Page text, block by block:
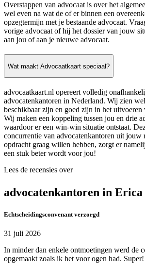
Overstappen van advocaat is over het
wel even na wat de of er binnen een
opzegtermijn met je bestaande advocaat.
vorige advocaat of hij het dossier van jouw
aan jou of aan je nieuwe advocaat.
Wat maakt Advocaatkaart speciaal?
advocaatkaart.nl opereert volledig
advocatenkantoren in Nederland. Wij zien
beschikbaar zijn en goed zijn in het
Wij maken een koppeling tussen jou en drie
waardoor er een win-win situatie ontstaat.
concurrentie van advocatenkantoren uit jouw
opdracht graag willen hebben, zorgt er
een stuk beter wordt voor jou!
Lees de recensies over
advocatenkantoren in Erica
Echtscheidingsconvenant verzorgd
31 juli 2026
In minder dan enkele ontmoetingen werd de
opgemaakt zoals ik het voor ogen had. Super!